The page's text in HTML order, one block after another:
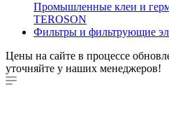
Промышленные клеи и
TEROSON
Фильтры и фильтрующие
Цены на сайте в процессе
уточняйте у наших менеджеров!